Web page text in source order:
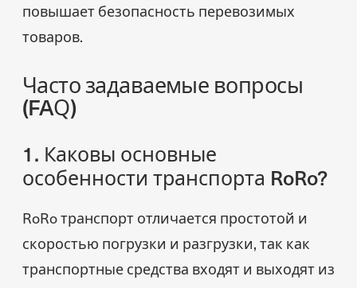
повышает безопасность перевозимых
товаров.
Часто задаваемые вопросы
(FAQ)
1. Каковы основные
особенности транспорта RoRo?
RoRo транспорт отличается простотой и
скоростью погрузки и разгрузки, так как
транспортные средства входят и выходят из